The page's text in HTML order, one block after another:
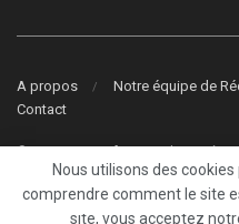
A propos Notre équipe de
Contact
Nous utilisons des
comprendre comment le site
site, vous acceptez